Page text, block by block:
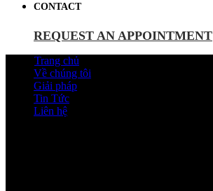
CONTACT
REQUEST AN APPOINTMENT
Trang chủ
Về chúng tôi
Giải pháp
Tin Tức
Liên hệ